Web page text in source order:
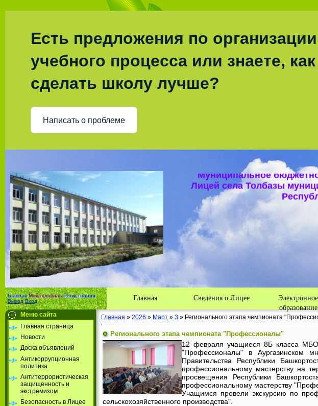
Есть предложения по организации
учебного процесса или знаете, как
сделать школу лучше?
Написать о проблеме
Муниципальное
Лицей села Толбазы
Главная Мой профиль Регистрация
Выход Вход Главная Сведения о Лицее
Электронное
образование
Меню сайта
Главная страница
Новости
Доска объявлений
Антикоррупционная
политика
Антитеррористическая
защищенность и
экстремизом
Безопасность в Лицее
Главная » 2026 » Март » 3 » Регионального этапа чемпионата
Регионального этапа чемпионата "Профессионалы"
12 февраля учащиеся 8Б класса
"Профессионалы" в Аургазинском
Правительства Республики
профессиональному мастерству на
просвещения Республики
профессиональному мастерству
Учащимся провели экскурсию по
сельскохозяйственного производства".